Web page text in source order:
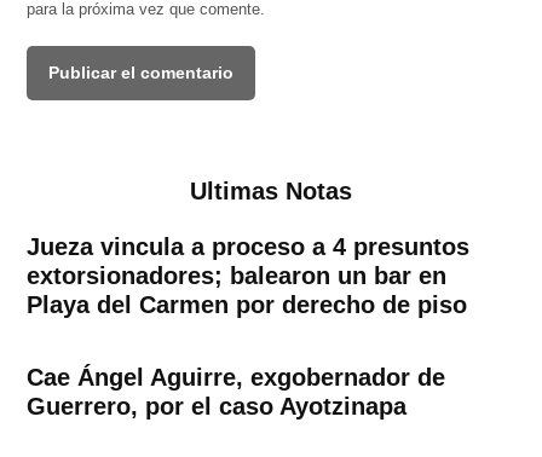
para la próxima vez que comente.
Ultimas Notas
Jueza vincula a proceso a 4 presuntos
extorsionadores; balearon un bar en
Playa del Carmen por derecho de piso
Cae Ángel Aguirre, exgobernador de
Guerrero, por el caso Ayotzinapa